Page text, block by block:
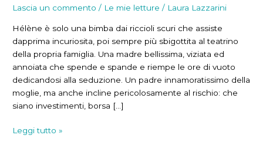
Lascia un commento / Le mie letture / Laura Lazzarini
Hélène è solo una bimba dai riccioli scuri che assiste
dapprima incuriosita, poi sempre più sbigottita al teatrino
della propria famiglia. Una madre bellissima, viziata ed
annoiata che spende e spande e riempe le ore di vuoto
dedicandosi alla seduzione. Un padre innamoratissimo della
moglie, ma anche incline pericolosamente al rischio: che
siano investimenti, borsa […]
Un
Leggi tutto »